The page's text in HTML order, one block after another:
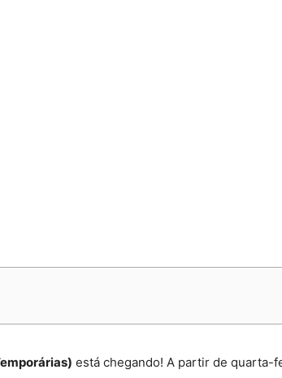
está chegando! A partir de quarta-